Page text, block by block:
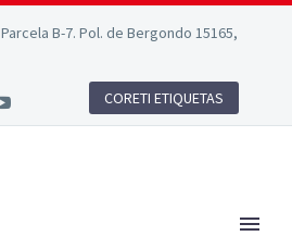
B-7. Pol. de Bergondo 15165,
CORETI ETIQUETAS